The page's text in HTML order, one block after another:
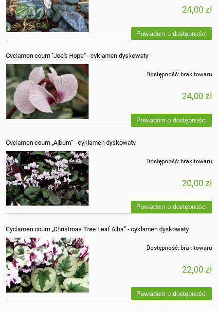
24,00 zł
Powiadom o dostępności
Cyclamen coum "Joe's Hope" - cyklamen dyskowaty
Dostępność: brak towaru
24,00 zł
Powiadom o dostępności
Cyclamen coum „Album” - cyklamen dyskowaty
Dostępność: brak towaru
20,00 zł
Powiadom o dostępności
Cyclamen coum „Christmas Tree Leaf Alba” - cyklamen dyskowaty
Dostępność: brak towaru
22,00 zł
Powiadom o dostępności